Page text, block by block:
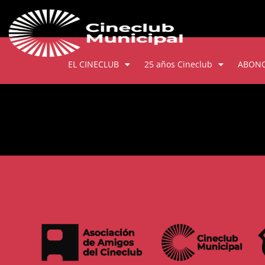
EL CINECLUB 25 años Cineclub